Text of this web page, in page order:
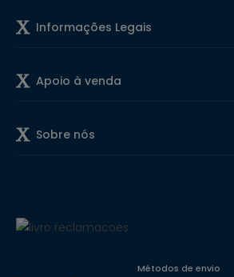
Informações Legais
Apoio à venda
Sobre nós
Métodos de envio